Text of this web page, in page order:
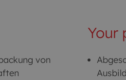
von
Your